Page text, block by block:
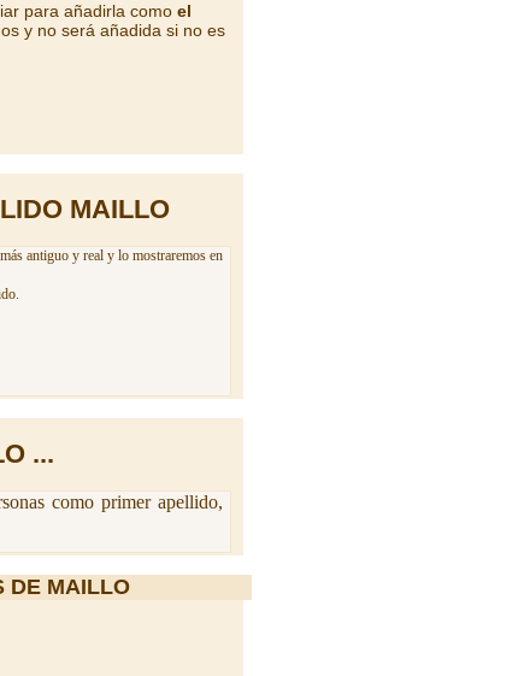
para añadirla como el
y no será añadida si no es
MAILLO
antiguo y real y lo mostraremos en
...
como primer apellido,
DE MAILLO